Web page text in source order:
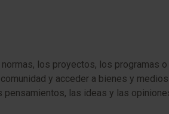
los proyectos, los programas
y acceder a bienes y
las ideas y las